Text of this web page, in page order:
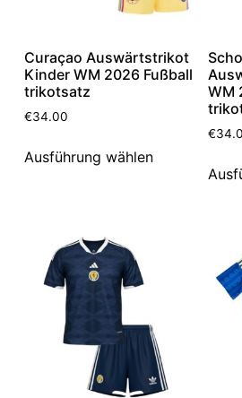
Curaçao Auswärtstrikot
Kinder WM 2026 Fußball
trikotsatz
€34.00
Ausführung wählen
WM
€